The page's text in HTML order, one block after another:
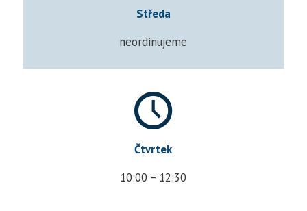
Středa
neordinujeme
Čtvrtek
10:00 – 12:30